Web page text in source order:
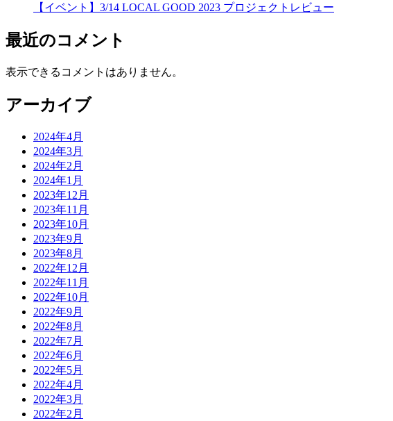
【イベント】3/14 LOCAL GOOD 2023 プロジェクトレビュー
最近のコメント
表示できるコメントはありません。
アーカイブ
2024年4月
2024年3月
2024年2月
2024年1月
2023年12月
2023年11月
2023年10月
2023年9月
2023年8月
2022年12月
2022年11月
2022年10月
2022年9月
2022年8月
2022年7月
2022年6月
2022年5月
2022年4月
2022年3月
2022年2月